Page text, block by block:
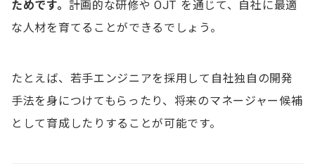
ためです。 計画的な研修や OJT を通じて、自社に最適
な人材を育てることができるでしょう。
たとえば、若手エンジニアを採用して自社独自の開発
手法を身につけてもらったり、将来のマネージャー候補
として育成したりすることが可能です。